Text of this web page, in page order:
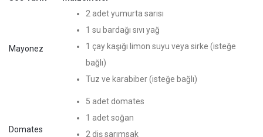
Mayonez
2 adet yumurta sarısı
1 su bardağı sıvı yağ
1 çay kaşığı limon suyu veya sirke (isteğe
bağlı)
Tuz ve karabiber (isteğe bağlı)
Domates
5 adet domates
1 adet soğan
2 diş sarımsak